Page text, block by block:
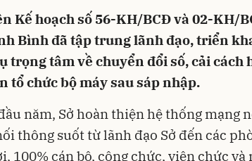
Kế hoạch số 56-KH/BCĐ và 02-KH/
Bình đã tập trung lãnh đạo, triển
trọng tâm về chuyển đổi số, cải cách
tổ chức bộ máy sau sáp nhập.
năm, Sở hoàn thiện hệ thống mạng
thông suốt từ lãnh đạo Sở đến các
100% cán bộ, công chức, viên chức và